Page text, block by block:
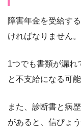
障害年金を受給す
ければなりません。
1つでも書類が漏れ
と不支給になる可
また、診断書と病
があると、信ぴょ